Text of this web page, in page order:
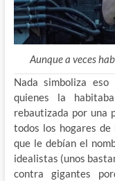
Aunque a veces
Nada simboliza
quienes la
rebautizada por una
todos los hogares
que le debían el
idealistas (unos
contra gigantes